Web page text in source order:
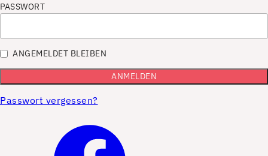
PASSWORT
ANGEMELDET BLEIBEN
Passwort vergessen?